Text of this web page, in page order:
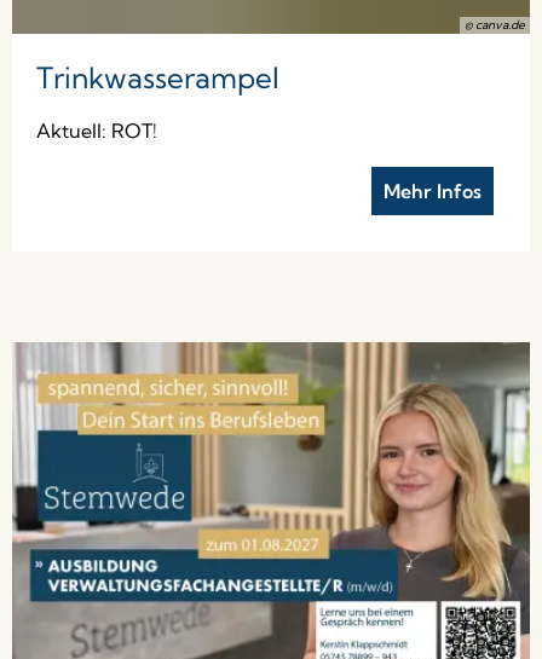
© canva.de
Trinkwasserampel
Aktuell: ROT!
Mehr Infos